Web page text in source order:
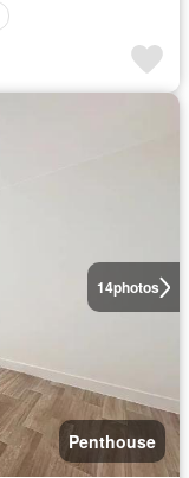
14photos
Penthouse